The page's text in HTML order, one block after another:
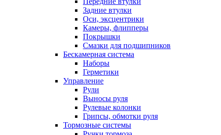
Задние втулки
Оси, эксцентрики
Камеры, флипперы
Покрышки
Смазки для подшипников
Бескамерная система
Наборы
Герметики
Управление
Рули
Выносы руля
Рулевые колонки
Грипсы, обмотки руля
Тормозные системы